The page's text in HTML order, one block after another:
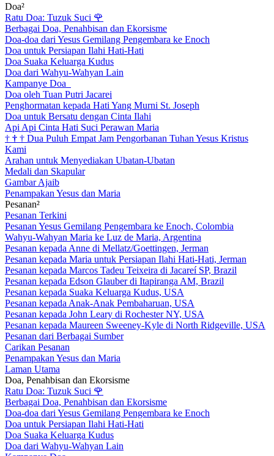
Doa²
Ratu Doa: Tuzuk Suci 🌹
Berbagai Doa, Penahbisan dan Ekorsisme
Doa-doa dari Yesus Gemilang Pengembara ke Enoch
Doa untuk Persiapan Ilahi Hati-Hati
Doa Suaka Keluarga Kudus
Doa dari Wahyu-Wahyan Lain
Kampanye Doa
Doa oleh Tuan Putri Jacarei
Penghormatan kepada Hati Yang Murni St. Joseph
Doa untuk Bersatu dengan Cinta Ilahi
Api Api Cinta Hati Suci Perawan Maria
† † † Dua Puluh Empat Jam Pengorbanan Tuhan Yesus Kristus
Kami
Arahan untuk Menyediakan Ubatan-Ubatan
Medali dan Skapular
Gambar Ajaib
Penampakan Yesus dan Maria
Pesanan²
Pesanan Terkini
Pesanan Yesus Gemilang Pengembara ke Enoch, Colombia
Wahyu-Wahyan Maria ke Luz de Maria, Argentina
Pesanan kepada Anne di Mellatz/Goettingen, Jerman
Pesanan kepada Maria untuk Persiapan Ilahi Hati-Hati, Jerman
Pesanan kepada Marcos Tadeu Teixeira di Jacareí SP, Brazil
Pesanan kepada Edson Glauber di Itapiranga AM, Brazil
Pesanan kepada Suaka Keluarga Kudus, USA
Pesanan kepada Anak-Anak Pembaharuan, USA
Pesanan kepada John Leary di Rochester NY, USA
Pesanan kepada Maureen Sweeney-Kyle di North Ridgeville, USA
Pesanan dari Berbagai Sumber
Carikan Pesanan
Penampakan Yesus dan Maria
Laman Utama
Doa, Penahbisan dan Ekorsisme
Ratu Doa: Tuzuk Suci 🌹
Berbagai Doa, Penahbisan dan Ekorsisme
Doa-doa dari Yesus Gemilang Pengembara ke Enoch
Doa untuk Persiapan Ilahi Hati-Hati
Doa Suaka Keluarga Kudus
Doa dari Wahyu-Wahyan Lain